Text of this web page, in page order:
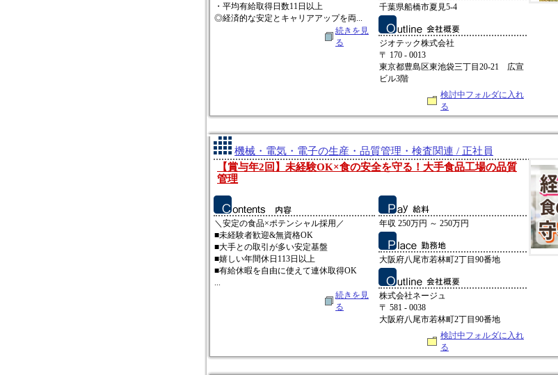
・平均有給取得日数11日以上
◎経済的な安定とキャリアアップを両...
続きを見
る
千葉県船橋市夏見5-4
ジオテック株式会社
〒 170 - 0013
東京都豊島区東池袋三丁目20-21 広宣
ビル3階
検討中フォルダに入れ
る
機械・電気・電子の生産・品質管理・検査関連 / 正社員
【賞与年2回】未経験OK×食の安全を守る！大手食品工場の品質
管理
＼安定の食品×ポテンシャル採用／
■未経験者歓迎&無資格OK
■大手との取引が多い安定基盤
■嬉しい年間休日113日以上
■有給休暇を自由に使えて連休取得OK
...
続きを見
る
年収 250万円 ～ 250万円
大阪府八尾市若林町2丁目90番地
株式会社ネージュ
〒 581 - 0038
大阪府八尾市若林町2丁目90番地
検討中フォルダに入れ
る